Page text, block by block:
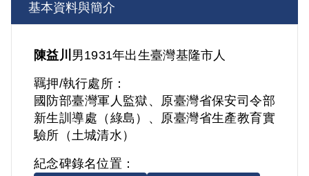
背景知識
關於我們
意見信箱
基本資料與簡介
陳益川 男1931年出生臺灣基隆市人
羈押/執行處所：
國防部臺灣軍人監獄、原臺灣省保安司令部
新生訓導處（綠島）、原臺灣省生產教育實
驗所（土城清水）
紀念碑錄名位置：